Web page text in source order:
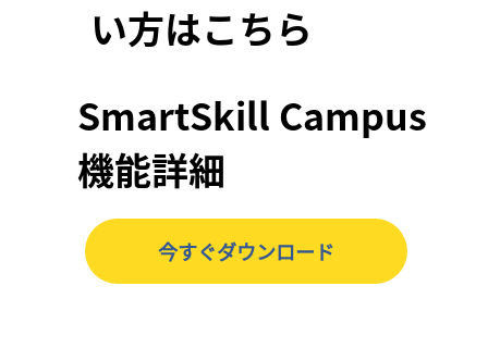
い方はこちら
SmartSkill Campus
機能詳細
今すぐダウンロード